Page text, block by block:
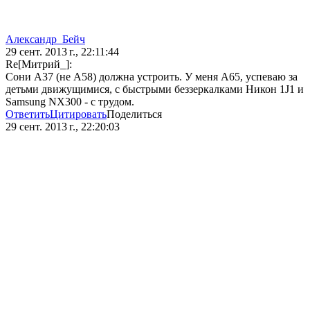
Александр_Бейч
29 сент. 2013 г., 22:11:44
Re[Митрий_]:
Сони А37 (не А58) должна устроить. У меня А65, успеваю за
детьми движущимися, с быстрыми беззеркалками Никон 1J1 и
Samsung NX300 - с трудом.
ОтветитьЦитироватьПоделиться
29 сент. 2013 г., 22:20:03